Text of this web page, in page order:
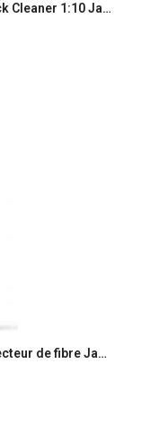
Produit de nettoyage pour tapis Quick Cleaner 1:10 James
Produit d'entretien écologique protecteur de fibre James Eco